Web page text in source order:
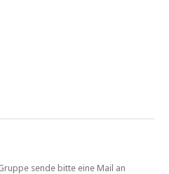
sende bitte eine Mail an